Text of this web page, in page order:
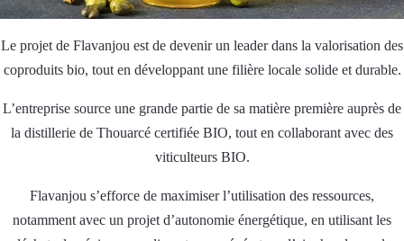
Le projet de Flavanjou est de devenir un leader dans la valorisation des
coproduits bio, tout en développant une filière locale solide et durable.
L’entreprise source une grande partie de sa matière première auprès de
la distillerie de Thouarcé certifiée BIO, tout en collaborant avec des
viticulteurs BIO.
Flavanjou s’efforce de maximiser l’utilisation des ressources,
notamment avec un projet d’autonomie énergétique, en utilisant les